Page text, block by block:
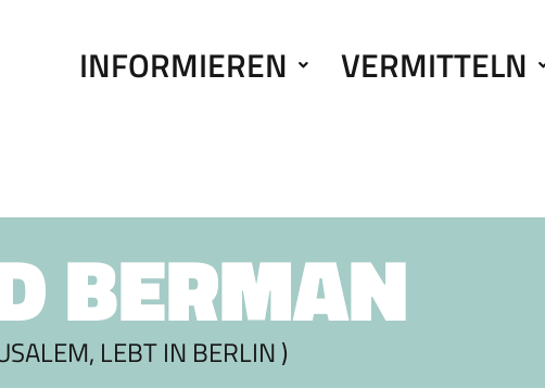
INFORMIEREN VERMITTELN
BERMAN
LEBT IN BERLIN )